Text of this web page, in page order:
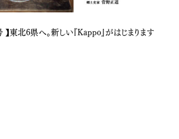
東北6県へ。新しい『Kappo』がはじまります